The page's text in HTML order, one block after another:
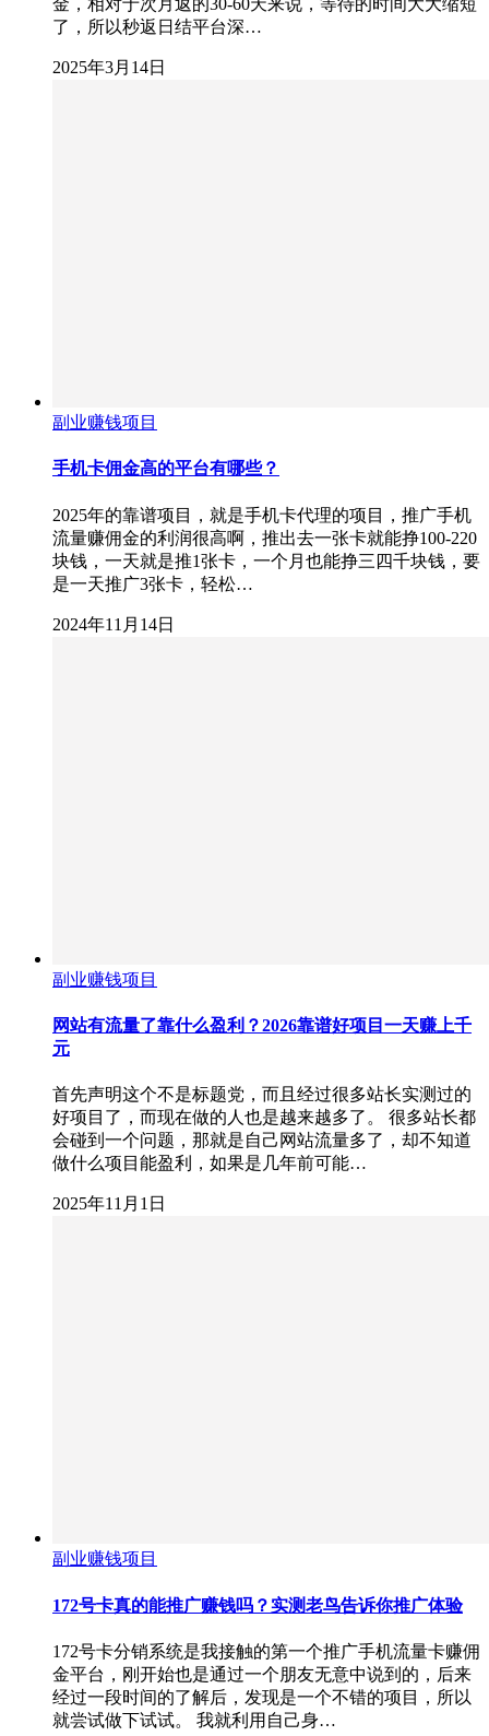
金，相对于次月返的30-60天来说，等待的时间大大缩短
了，所以秒返日结平台深…
2025年3月14日
副业赚钱项目
手机卡佣金高的平台有哪些？
2025年的靠谱项目，就是手机卡代理的项目，推广手机
流量赚佣金的利润很高啊，推出去一张卡就能挣100-220
块钱，一天就是推1张卡，一个月也能挣三四千块钱，要
是一天推广3张卡，轻松…
2024年11月14日
副业赚钱项目
网站有流量了靠什么盈利？2026靠谱好项目一天赚上千
元
首先声明这个不是标题党，而且经过很多站长实测过的
好项目了，而现在做的人也是越来越多了。 很多站长都
会碰到一个问题，那就是自己网站流量多了，却不知道
做什么项目能盈利，如果是几年前可能…
2025年11月1日
副业赚钱项目
172号卡真的能推广赚钱吗？实测老鸟告诉你推广体验
172号卡分销系统是我接触的第一个推广手机流量卡赚佣
金平台，刚开始也是通过一个朋友无意中说到的，后来
经过一段时间的了解后，发现是一个不错的项目，所以
就尝试做下试试。 我就利用自己身…